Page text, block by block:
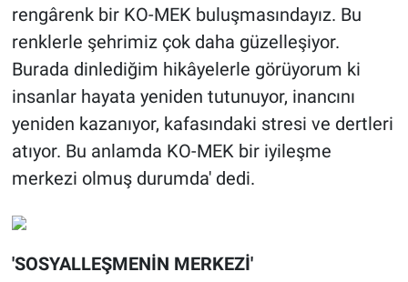
rengârenk bir KO-MEK buluşmasındayız. Bu
renklerle şehrimiz çok daha güzelleşiyor.
Burada dinlediğim hikâyelerle görüyorum ki
insanlar hayata yeniden tutunuyor, inancını
yeniden kazanıyor, kafasındaki stresi ve dertleri
atıyor. Bu anlamda KO-MEK bir iyileşme
merkezi olmuş durumda' dedi.
'SOSYALLEŞMENİN MERKEZİ'